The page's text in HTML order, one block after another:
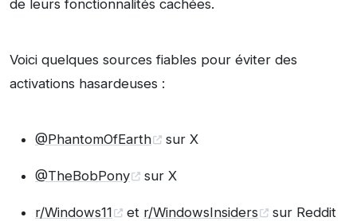
de leurs fonctionnalités cachées.
Voici quelques sources fiables pour éviter des
activations hasardeuses :
@PhantomOfEarth sur X
@TheBobPony sur X
r/Windows11 et r/WindowsInsiders sur Reddit